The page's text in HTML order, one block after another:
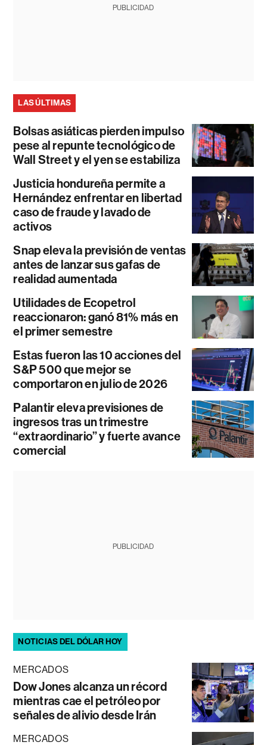
PUBLICIDAD
LAS ÚLTIMAS
Bolsas asiáticas pierden impulso
pese al repunte tecnológico de
Wall Street y el yen se estabiliza
Justicia hondureña permite a
Hernández enfrentar en libertad
caso de fraude y lavado de
activos
Snap eleva la previsión de ventas
antes de lanzar sus gafas de
realidad aumentada
Utilidades de Ecopetrol
reaccionaron: ganó 81% más en
el primer semestre
Estas fueron las 10 acciones del
S&P 500 que mejor se
comportaron en julio de 2026
Palantir eleva previsiones de
ingresos tras un trimestre
“extraordinario” y fuerte avance
comercial
PUBLICIDAD
NOTICIAS DEL DÓLAR HOY
MERCADOS
Dow Jones alcanza un récord
mientras cae el petróleo por
señales de alivio desde Irán
MERCADOS